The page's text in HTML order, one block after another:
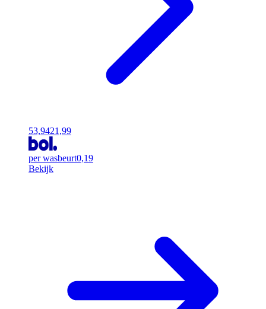
53,9421,99
per wasbeurt0,19
Bekijk